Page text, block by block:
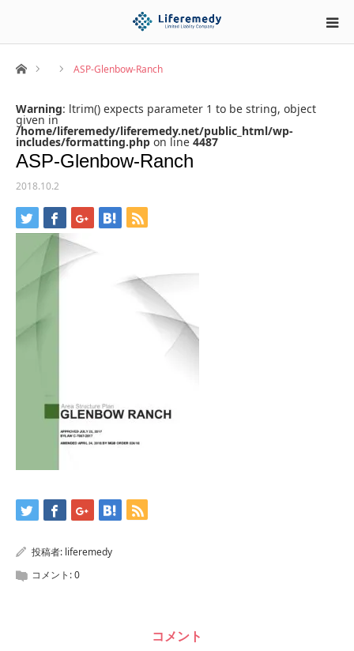
ホーム ASP-Glenbow-Ranch
Warning: ltrim() expects parameter 1 to be string, object
given in
/home/liferemedy/liferemedy.net/public_html/wp-
includes/formatting.php on line 4487
ASP-Glenbow-Ranch
2018.10.2
投稿者: liferemedy
コメント:0
コメント